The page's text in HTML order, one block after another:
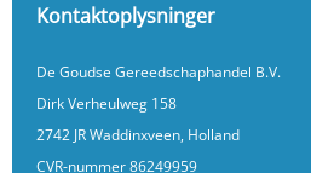
Kontaktoplysninger
De Goudse Gereedschaphandel B.V.
Dirk Verheulweg 158
2742 JR Waddinxveen, Holland
CVR-nummer 86249959